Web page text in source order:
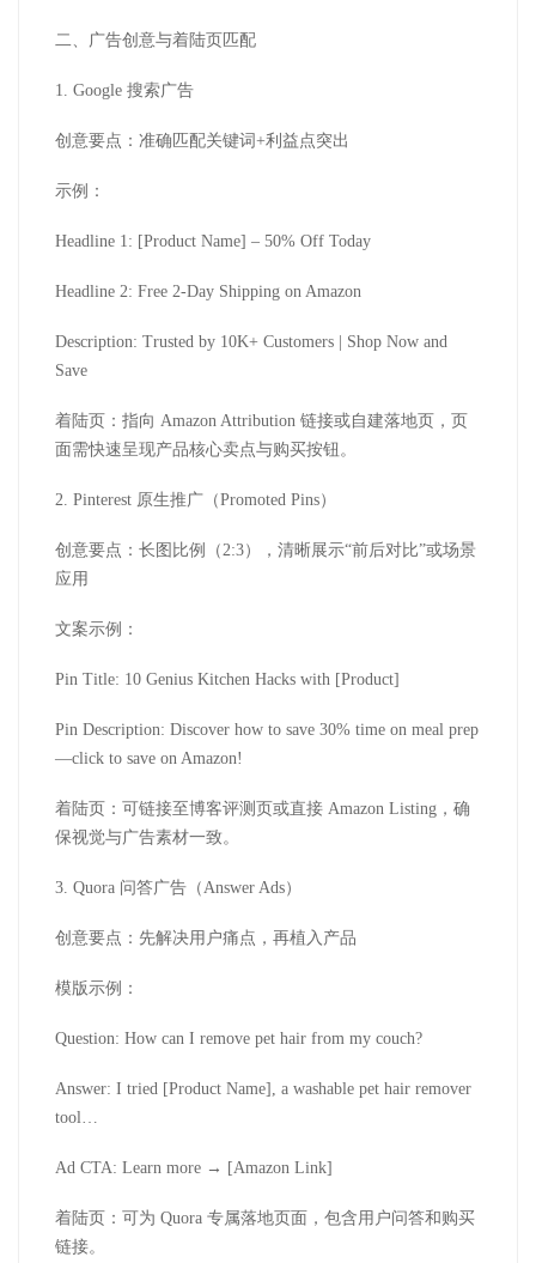
二、广告创意与着陆页匹配
1. Google 搜索广告
创意要点：准确匹配关键词+利益点突出
示例：
Headline 1: [Product Name] – 50% Off Today
Headline 2: Free 2-Day Shipping on Amazon
Description: Trusted by 10K+ Customers | Shop Now and
Save
着陆页：指向 Amazon Attribution 链接或自建落地页，页
面需快速呈现产品核心卖点与购买按钮。
2. Pinterest 原生推广（Promoted Pins）
创意要点：长图比例（2:3），清晰展示“前后对比”或场景
应用
文案示例：
Pin Title: 10 Genius Kitchen Hacks with [Product]
Pin Description: Discover how to save 30% time on meal prep
—click to save on Amazon!
着陆页：可链接至博客评测页或直接 Amazon Listing，确
保视觉与广告素材一致。
3. Quora 问答广告（Answer Ads）
创意要点：先解决用户痛点，再植入产品
模版示例：
Question: How can I remove pet hair from my couch?
Answer: I tried [Product Name], a washable pet hair remover
tool…
Ad CTA: Learn more → [Amazon Link]
着陆页：可为 Quora 专属落地页面，包含用户问答和购买
链接。